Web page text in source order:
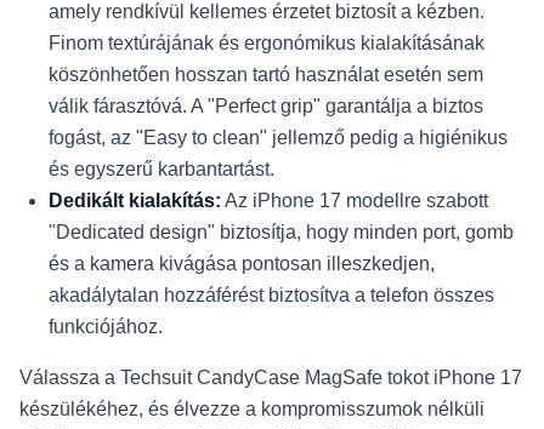
amely rendkívül kellemes érzetet biztosít a kézben.
Finom textúrájának és ergonómikus kialakításának
köszönhetően hosszan tartó használat esetén sem
válik fárasztóvá. A "Perfect grip" garantálja a biztos
fogást, az "Easy to clean" jellemző pedig a higiénikus
és egyszerű karbantartást.
Dedikált kialakítás: Az iPhone 17 modellre szabott
"Dedicated design" biztosítja, hogy minden port, gomb
és a kamera kivágása pontosan illeszkedjen,
akadálytalan hozzáférést biztosítva a telefon összes
funkciójához.
Válassza a Techsuit CandyCase MagSafe tokot iPhone 17
készülékéhez, és élvezze a kompromisszumok nélküli